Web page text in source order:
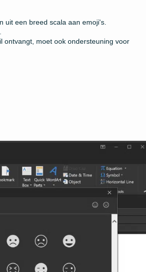
uit een breed scala aan emoji's.
ontvangt, moet ook ondersteuning voor